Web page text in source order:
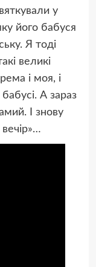
у
його бабуся
Я тоді
великі
і моя, і
А зараз
І знову